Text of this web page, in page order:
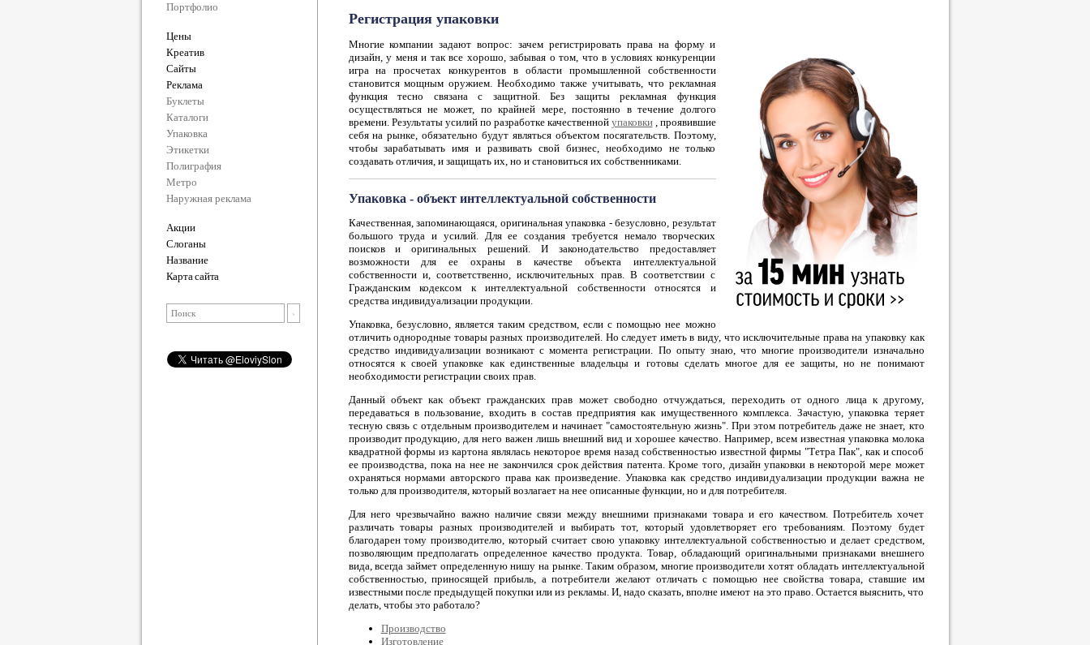
Портфолио
Цены
Креатив
Сайты
Реклама
Буклеты
Каталоги
Упаковка
Этикетки
Полиграфия
Метро
Наружная реклама
Акции
Слоганы
Название
Карта сайта
Регистрация упаковки
Многие компании задают вопрос: зачем регистрировать права на форму и
дизайн, у меня и так все хорошо, забывая о том, что в условиях конкуренции
игра на просчетах конкурентов в области промышленной собственности
становится мощным оружием. Необходимо также учитывать, что рекламная
функция тесно связана с защитной. Без защиты рекламная функция
осуществляться не может, по крайней мере, постоянно в течение долгого
времени. Результаты усилий по разработке качественной упаковки, проявившие
себя на рынке, обязательно будут являться объектом посягательств. Поэтому,
чтобы зарабатывать имя и развивать свой бизнес, необходимо не только
создавать отличия, и защищать их, но и становиться их собственниками.
Упаковка - объект интеллектуальной собственности
Качественная, запоминающаяся, оригинальная упаковка - безусловно, результат
большого труда и усилий. Для ее создания требуется немало творческих
поисков и оригинальных решений. И законодательство предоставляет
возможности для ее охраны в качестве объекта интеллектуальной
собственности и, соответственно, исключительных прав. В соответствии с
Гражданским кодексом к интеллектуальной собственности относятся и
средства индивидуализации продукции.
Упаковка, безусловно, является таким средством, если с помощью нее можно
отличить однородные товары разных производителей. Но следует иметь в виду, что исключительные права на упаковку как
средство индивидуализации возникают с момента регистрации. По опыту знаю, что многие производители изначально
относятся к своей упаковке как единственные владельцы и готовы сделать многое для ее защиты, но не понимают
необходимости регистрации своих прав.
Данный объект как объект гражданских прав может свободно отчуждаться, переходить от одного лица к другому,
передаваться в пользование, входить в состав предприятия как имущественного комплекса. Зачастую, упаковка теряет
тесную связь с отдельным производителем и начинает "самостоятельную жизнь". При этом потребитель даже не знает, кто
производит продукцию, для него важен лишь внешний вид и хорошее качество. Например, всем известная упаковка молока
квадратной формы из картона являлась некоторое время назад собственностью известной фирмы "Тетра Пак", как и способ
ее производства, пока на нее не закончился срок действия патента. Кроме того, дизайн упаковки в некоторой мере может
охраняться нормами авторского права как произведение. Упаковка как средство индивидуализации продукции важна не
только для производителя, который возлагает на нее описанные функции, но и для потребителя.
Для него чрезвычайно важно наличие связи между внешними признаками товара и его качеством. Потребитель хочет
различать товары разных производителей и выбирать тот, который удовлетворяет его требованиям. Поэтому будет
благодарен тому производителю, который считает свою упаковку интеллектуальной собственностью и делает средством,
позволяющим предполагать определенное качество продукта. Товар, обладающий оригинальными признаками внешнего
вида, всегда займет определенную нишу на рынке. Таким образом, многие производители хотят обладать интеллектуальной
собственностью, приносящей прибыль, а потребители желают отличать с помощью нее свойства товара, ставшие им
известными после предыдущей покупки или из рекламы. И, надо сказать, вполне имеют на это право. Остается выяснить, что
делать, чтобы это работало?
Производство
Изготовление